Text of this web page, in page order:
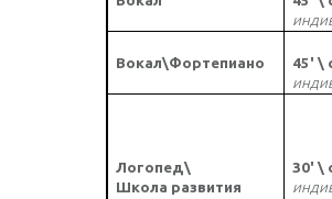
Вокал\Фортепиано
45' \
Логопед\
Школа развития
30' \